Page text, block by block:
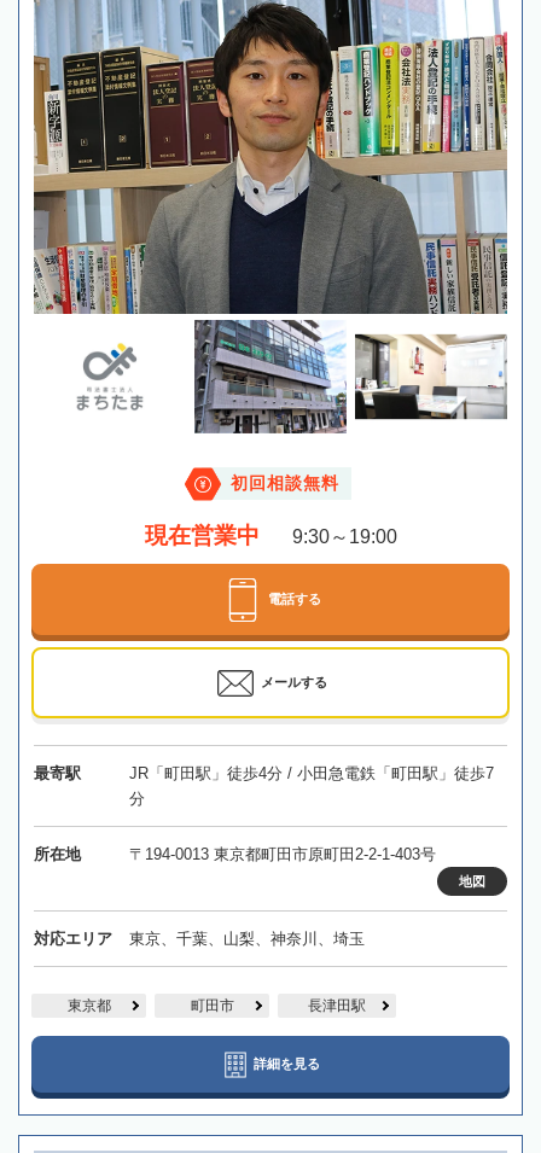
初回相談無料
現在営業中 9:30～19:00
電話する
メールする
最寄駅
JR「町田駅」徒歩4分 / 小田急電鉄「町田駅」徒歩7
分
所在地 〒194-0013 東京都町田市原町田2-2-1-403号
地図
対応エリア 東京、千葉、山梨、神奈川、埼玉
東京都 町田市 長津田駅
詳細を見る